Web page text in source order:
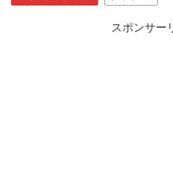
スポンサー